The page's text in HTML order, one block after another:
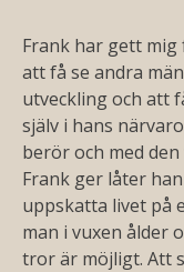
Frank har gett mig
att få se andra
utveckling och att
själv i hans
berör och med
Frank ger låter
uppskatta livet på
man i vuxen ålder
tror är möjligt. Att